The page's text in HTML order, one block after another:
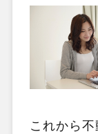
これから